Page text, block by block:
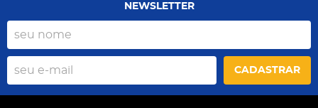
NEWSLETTER
CADASTRAR